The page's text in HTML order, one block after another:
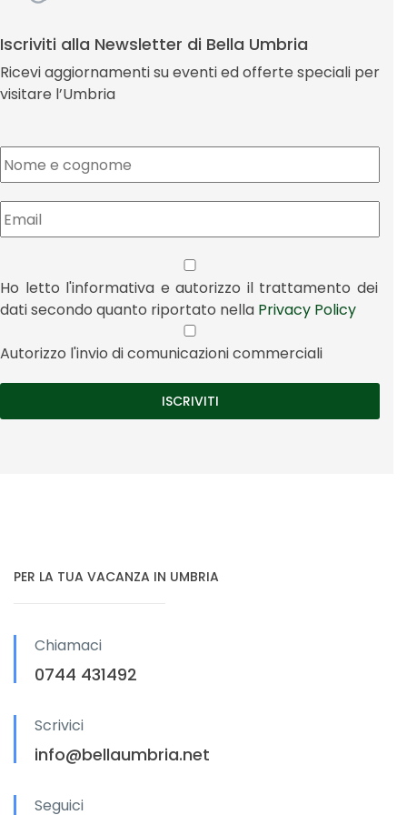
Iscriviti alla Newsletter di Bella Umbria
Ricevi aggiornamenti su eventi ed offerte speciali per
visitare l’Umbria
Ho letto l'informativa e autorizzo il trattamento dei
dati secondo quanto riportato nella Privacy Policy
Autorizzo l'invio di comunicazioni commerciali
PER LA TUA VACANZA IN UMBRIA
Chiamaci
0744 431492
Scrivici
info@bellaumbria.net
Seguici